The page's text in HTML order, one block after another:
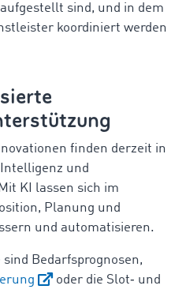
sind, und in dem
koordiniert werden
finden derzeit in
und
KI lassen sich im
Planung und
und automatisieren.
sind Bedarfsprognosen,
oder die Slot‑ und